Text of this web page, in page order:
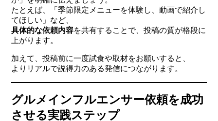
たとえば、「季節限定メニューを体験し、動画で紹介し
てほしい」など、
具体的な依頼内容を共有することで、投稿の質が格段に
上がります。
加えて、投稿前に一度試食や取材をお願いすると、
よりリアルで説得力のある発信につながります。
グルメインフルエンサー依頼を成功
させる実践ステップ